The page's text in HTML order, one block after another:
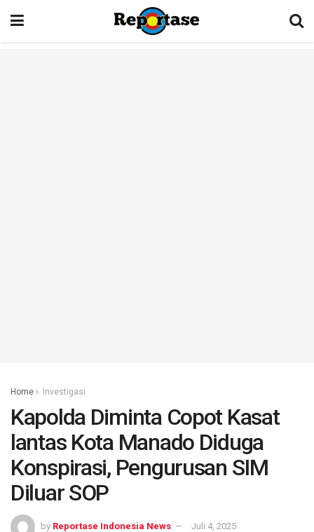
Home Investigasi
Kapolda Diminta Copot Kasat
lantas Kota Manado Diduga
Konspirasi, Pengurusan SIM
Diluar SOP
by Reportase Indonesia News Juli 4, 2025